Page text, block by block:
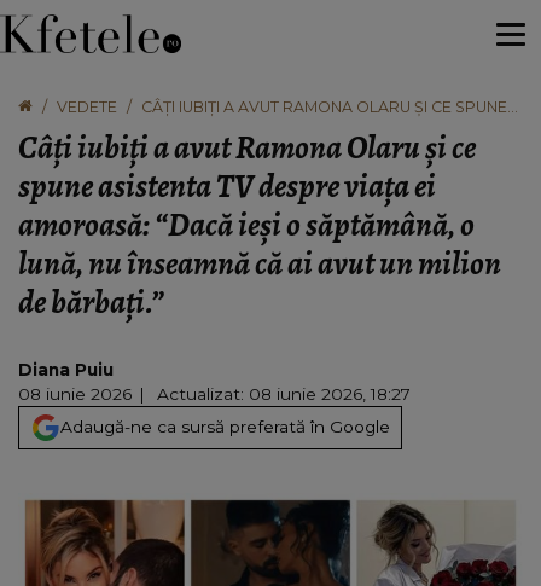
VEDETE
CÂȚI IUBIȚI A AVUT RAMONA OLARU ȘI CE SPUNE
“DACĂ IEȘI O SĂPTĂMÂNĂ, O LUNĂ, NU ÎNSEAMNĂ
CĂ AI AVUT UN MILION DE BĂRBAȚI.”
Câți iubiți a avut Ramona Olaru și ce
spune asistenta TV despre viața ei
amoroasă: “Dacă ieși o săptămână, o
lună, nu înseamnă că ai avut un milion
de bărbați.”
Diana Puiu
08 iunie 2026
Actualizat: 08 iunie 2026, 18:27
Adaugă-ne ca sursă preferată în Google